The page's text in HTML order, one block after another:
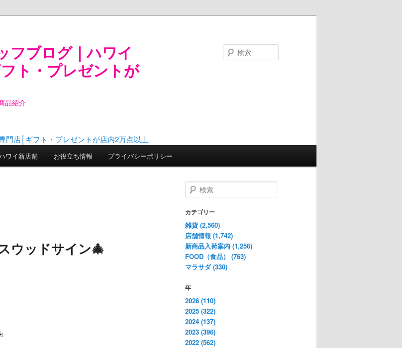
フブログ｜ハワイ
ト・プレゼントが
品紹介
ワイ新店舗 お役立ち情報 プライバシーポリシー
ウッドサイン🎄
検
索
カテゴリー
雑貨 (2,560)
店舗情報 (1,742)
新商品入荷案内 (1,256)
FOOD（食品） (763)
マラサダ (330)
年
2026 (110)
2025 (322)
2024 (137)
2023 (396)
2022 (562)